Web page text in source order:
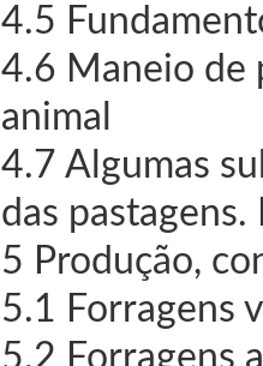
4.5
4.6 Maneio de
animal
4.7 Algumas
das
5 Produção,
5.1 Forragens
5.2 Forragens